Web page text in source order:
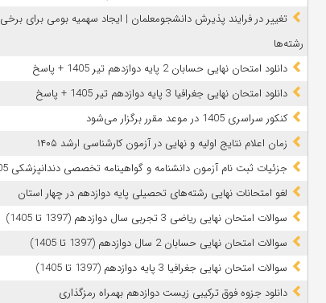
تغییر در فرایند پذیرش دانشجومعلمان | ایجاد سهمیه بومی برای برخی
رشته‌ها
دانلود امتحان نهایی حسابان 2 پایه دوازدهم تیر 1405 + پاسخ
دانلود امتحان نهایی جغرافیا 3 پایه دوازدهم تیر 1405 + پاسخ
کنکور سراسری 1405 در موعد مقرر برگزار می‌شود
زمان اعلام نتایج اولیه و نهایی در آزمون کارشناسی ارشد ۱۴۰۵
جزئیات ثبت نام آزمون دانشنامه و گواهینامه تخصصی دندانپزشکی 1405
لغو امتحانات نهایی رشته‌های تحصیلی پایه دوازدهم در چهار استان
سوالات امتحان نهایی ریاضی 3 تجربی سال دوازدهم (1397 تا 1405)
سوالات امتحان نهایی حسابان 2 سال دوازدهم (1397 تا 1405)
سوالات امتحان نهایی جغرافیا 3 پایه دوازدهم (1397 تا 1405)
دانلود جزوه فوق ترکیبی زیست دوازدهم بهمراه رمزگذاری